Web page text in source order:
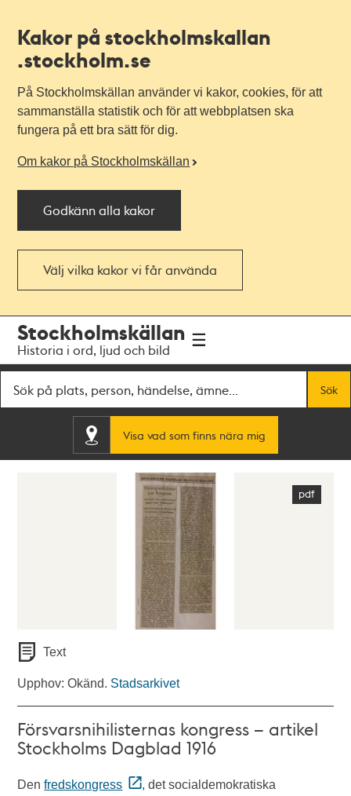
Kakor på stockholmskallan
.stockholm.se
På Stockholmskällan använder vi kakor, cookies, för att
sammanställa statistik och för att webbplatsen ska
fungera på ett bra sätt för dig.
Om kakor på Stockholmskällan
Godkänn alla kakor
Välj vilka kakor vi får använda
navigationen
huvudinnehållet
Stockholmskällan
Historia i ord, ljud och bild
Sök
Visa vad som finns nära mig
Text
Upphov: Okänd. Stadsarkivet
Försvarsnihilisternas kongress – artikel
Stockholms Dagblad 1916
Denfredskongress
, det socialdemokratiska